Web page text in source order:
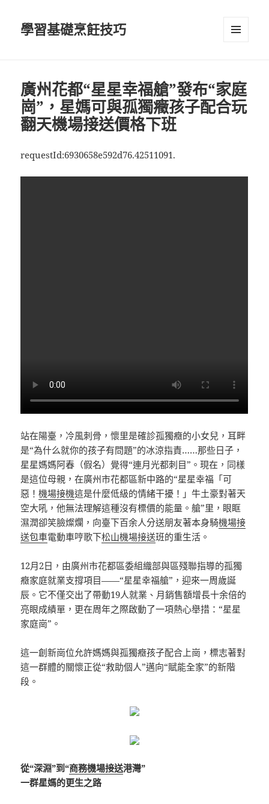
學習基礎烹飪技巧
廣州花都“星星幸福艙”發布“家庭
崗”，星媽可與孤獨癥孩子配合玩
翻天機場接送價格下班
requestId:6930658e592d76.42511091.
站在陽臺，冷風刺骨，懷里是確診孤獨癥的小女兒，耳畔
是“為什么就你的孩子有問題”的冰涼指責……那些日子，
星星媽媽阿春（假名）覺得“連月光都刺目”。現在，同樣
是這位母親，在廣州市花都區新中路的“星星幸福「可
惡！機場接機這是什麼低級的情緒干擾！」牛土豪對著天
空大吼，他無法理解這種沒有標價的能量。艙”里，眼眶
濕潤卻笑臉燦爛，向臺下百余人分送朋友著本身騎機場接
送包車電動車哼歌下松山機場接送班的重生活。
12月2日，由廣州市花都區委組織部與區殘聯指導的孤獨
癥家庭就業支撐項目——“星星幸福艙”，迎來一周歲誕
辰。它不僅交出了帶動19人就業、月銷售額增長十余倍的
亮眼成績單，更在周年之際啟動了一項熱心舉措：“星星
家庭崗”。
這一創新崗位允許媽媽與孤獨癥孩子配合上崗，標志著對
這一群體的關懷正從“救助個人”邁向“賦能全家”的新階
段。
從“深淵”到“商務機場接送港灣”
一群星媽的更生之路